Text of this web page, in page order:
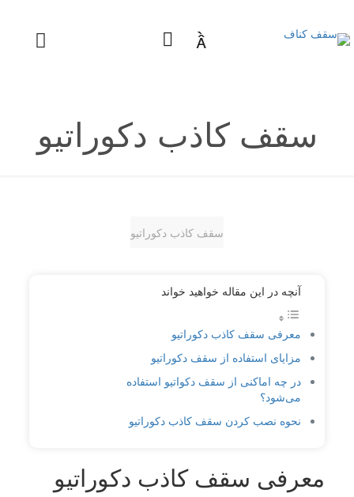

سقف کاذب دکوراتیو
سقف کاذب دکوراتیو
آنچه در این مقاله خواهید خواند
معرفی سقف کاذب دکوراتیو
مزایای استفاده از سقف دکوراتیو
در چه اماکنی از سقف دکواتیو استفاده
می‌شود؟
نحوه نصب کردن سقف کاذب دکوراتیو
معرفی سقف کاذب دکوراتیو